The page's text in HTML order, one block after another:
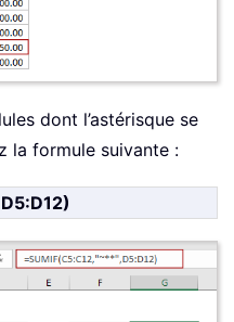
dont l’astérisque se
la formule suivante :